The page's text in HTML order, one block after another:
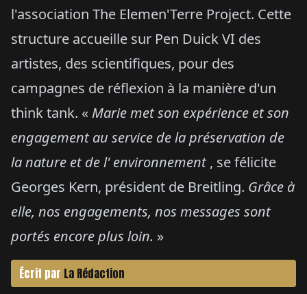
l'association The Elemen'Terre Project. Cette
structure accueille sur Pen Duick VI des
artistes, des scientifiques, pour des
campagnes de réflexion à la manière d'un
think tank. « Marie met son expérience et son
engagement au service de la préservation de
la nature et de l' environnement, se félicite
Georges Kern, président de Breitling. Grâce à
elle, nos engagements, nos messages sont
portés encore plus loin. »
Écrit par La Rédaction